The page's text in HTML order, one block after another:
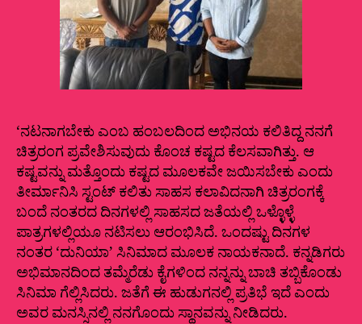
‘ನಟನಾಗಬೇಕು ಎಂಬ ಹಂಬಲದಿಂದ ಅಭಿನಯ ಕಲಿತಿದ್ದ ನನಗೆ
ಚಿತ್ರರಂಗ ಪ್ರವೇಶಿಸುವುದು ಕೊಂಚ ಕಷ್ಟದ ಕೆಲಸವಾಗಿತ್ತು. ಆ
ಕಷ್ಟವನ್ನು ಮತ್ತೊಂದು ಕಷ್ಟದ ಮೂಲಕವೇ ಜಯಿಸಬೇಕು ಎಂದು
ತೀರ್ಮಾನಿಸಿ ಸ್ಟಂಟ್ ಕಲಿತು ಸಾಹಸ ಕಲಾವಿದನಾಗಿ ಚಿತ್ರರಂಗಕ್ಕೆ
ಬಂದೆ ನಂತರದ ದಿನಗಳಲ್ಲಿ ಸಾಹಸದ ಜತೆಯಲ್ಲಿ ಒಳ್ಳೊಳ್ಳೆ
ಪಾತ್ರಗಳಲ್ಲಿಯೂ ನಟಿಸಲು ಆರಂಭಿಸಿದೆ. ಒಂದಷ್ಟು ದಿನಗಳ
ನಂತರ ‘ದುನಿಯಾ’ ಸಿನಿಮಾದ ಮೂಲಕ ನಾಯಕನಾದೆ. ಕನ್ನಡಿಗರು
ಅಭಿಮಾನದಿಂದ ತಮ್ಮೆರೆಡು ಕೈಗಳಿಂದ ನನ್ನನ್ನು ಬಾಚಿ ತಬ್ಬಿಕೊಂಡು
ಸಿನಿಮಾ ಗೆಲ್ಲಿಸಿದರು. ಜತೆಗೆ ಈ ಹುಡುಗನಲ್ಲಿ ಪ್ರತಿಭೆ ಇದೆ ಎಂದು
ಅವರ ಮನಸ್ಸಿನಲ್ಲಿ ನನಗೊಂದು ಸ್ಥಾನವನ್ನು ನೀಡಿದರು.